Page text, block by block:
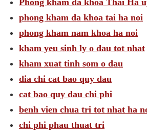
phong kham da khoa tai ha noi
phong kham nam khoa ha noi
kham yeu sinh ly o dau tot nhat
kham xuat tinh som o dau
dia chi cat bao quy dau
cat bao quy dau chi phi
benh vien chua tri tot nhat ha
chi phi phau thuat tri